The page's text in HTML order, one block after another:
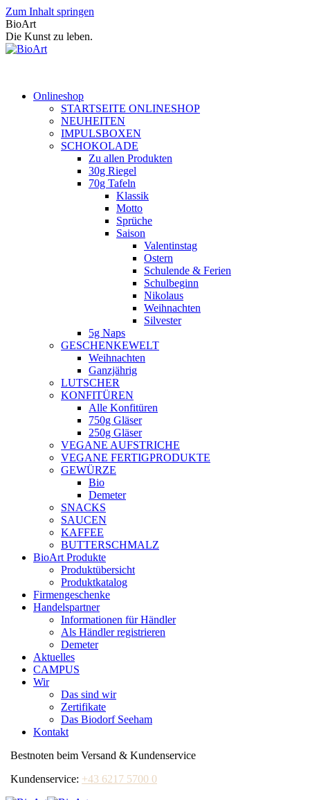
Zum Inhalt springen
BioArt
Die Kunst zu leben.
Onlineshop
STARTSEITE ONLINESHOP
NEUHEITEN
IMPULSBOXEN
SCHOKOLADE
Zu allen Produkten
30g Riegel
70g Tafeln
Klassik
Motto
Sprüche
Saison
Valentinstag
Ostern
Schulende & Ferien
Schulbeginn
Nikolaus
Weihnachten
Silvester
5g Naps
GESCHENKEWELT
Weihnachten
Ganzjährig
LUTSCHER
KONFITÜREN
Alle Konfitüren
750g Gläser
250g Gläser
VEGANE AUFSTRICHE
VEGANE FERTIGPRODUKTE
GEWÜRZE
Bio
Demeter
SNACKS
SAUCEN
KAFFEE
BUTTERSCHMALZ
BioArt Produkte
Produktübersicht
Produktkatalog
Firmengeschenke
Handelspartner
Informationen für Händler
Als Händler registrieren
Demeter
Aktuelles
CAMPUS
Wir
Das sind wir
Zertifikate
Das Biodorf Seeham
Kontakt
Bestnoten beim Versand & Kundenservice
Kundenservice: +43 6217 5700 0